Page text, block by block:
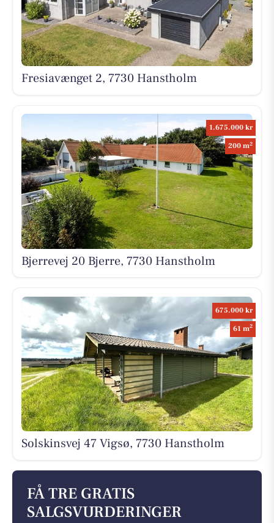
Fresiavænget 2, 7730 Hanstholm
1.675.000 kr
200 m2
Bjerrevej 20 Bjerre, 7730 Hanstholm
675.000 kr
61 m2
Solskinsvej 47 Vigsø, 7730 Hanstholm
FÅ TRE GRATIS
SALGSVURDERINGER